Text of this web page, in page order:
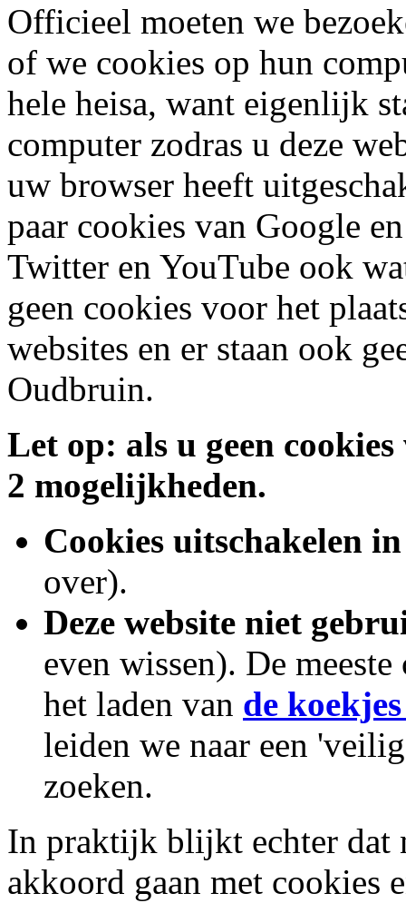
Officieel moeten we
of we cookies op hun
hele heisa, want eigenlijk
computer zodras u deze
uw browser heeft
paar cookies van Google
Twitter en YouTube ook
geen cookies voor het
websites en er staan ook
Oudbruin.
Let op: als u geen
2 mogelijkheden.
Cookies uitschakelen
over).
Deze website niet
even wissen). De
het laden van de
leiden we naar een
zoeken.
In praktijk blijkt echter dat
akkoord gaan met cookies